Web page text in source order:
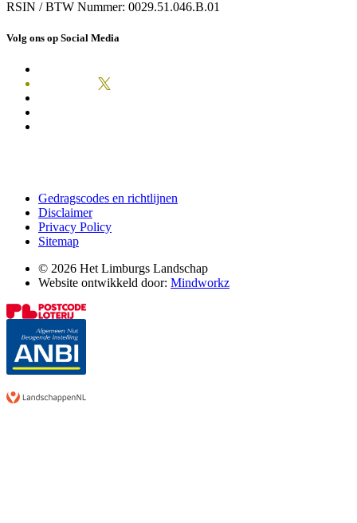
RSIN / BTW Nummer: 0029.51.046.B.01
Volg ons op Social Media
Gedragscodes en richtlijnen
Disclaimer
Privacy Policy
Sitemap
© 2026 Het Limburgs Landschap
Website ontwikkeld door: Mindworkz